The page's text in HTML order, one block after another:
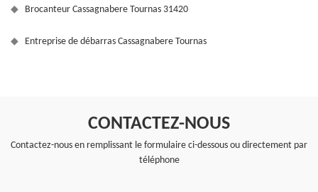
Brocanteur Cassagnabere Tournas 31420
Entreprise de débarras Cassagnabere Tournas
CONTACTEZ-NOUS
Contactez-nous en remplissant le formulaire ci-dessous ou directement par
téléphone